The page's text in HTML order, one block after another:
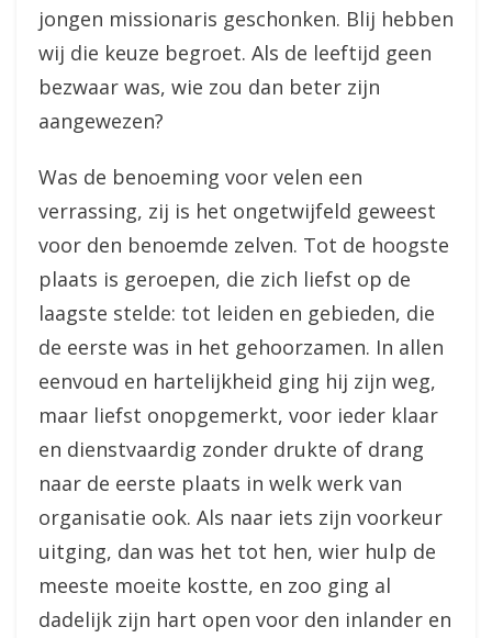
jongen missionaris geschonken. Blij hebben
wij die keuze begroet. Als de leeftijd geen
bezwaar was, wie zou dan beter zijn
aangewezen?
Was de benoeming voor velen een
verrassing, zij is het ongetwijfeld geweest
voor den benoemde zelven. Tot de hoogste
plaats is geroepen, die zich liefst op de
laagste stelde: tot leiden en gebieden, die
de eerste was in het gehoorzamen. In allen
eenvoud en hartelijkheid ging hij zijn weg,
maar liefst onopgemerkt, voor ieder klaar
en dienstvaardig zonder drukte of drang
naar de eerste plaats in welk werk van
organisatie ook. Als naar iets zijn voorkeur
uitging, dan was het tot hen, wier hulp de
meeste moeite kostte, en zoo ging al
dadelijk zijn hart open voor den inlander en